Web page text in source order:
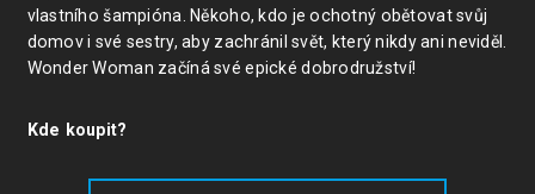
vlastního šampióna. Někoho, kdo je ochotný obětovat svůj
domov i své sestry, aby zachránil svět, který nikdy ani neviděl.
Wonder Woman začíná své epické dobrodružství!
Kde koupit?